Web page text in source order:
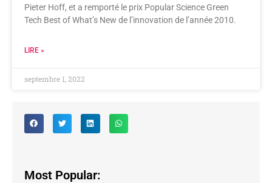
Pieter Hoff, et a remporté le prix Popular Science Green
Tech Best of What’s New de l’innovation de l’année 2010.
LIRE »
septembre 1, 2022
Most Popular: